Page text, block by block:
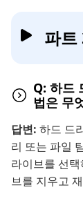
파트
Q: 하드
법은 무
답변: 하드 드
리 또는 파일
라이브를 선
브를 지우고